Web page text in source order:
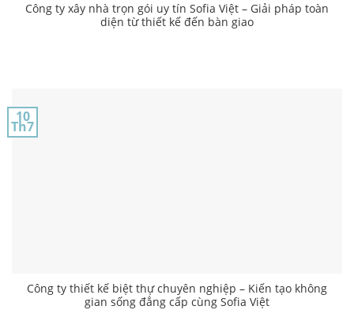
Công ty xây nhà trọn gói uy tín Sofia Việt – Giải pháp toàn
diện từ thiết kế đến bàn giao
Công ty thiết kế biệt thự chuyên nghiệp – Kiến tạo không
gian sống đẳng cấp cùng Sofia Việt
10
Th7